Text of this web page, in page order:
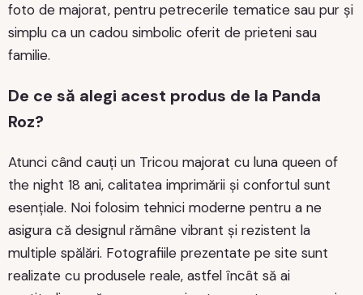
foto de majorat, pentru petrecerile tematice sau pur și
simplu ca un cadou simbolic oferit de prieteni sau
familie.
De ce să alegi acest produs de la Panda
Roz?
Atunci când cauți un Tricou majorat cu luna queen of
the night 18 ani, calitatea imprimării și confortul sunt
esențiale. Noi folosim tehnici moderne pentru a ne
asigura că designul rămâne vibrant și rezistent la
multiple spălări. Fotografiile prezentate pe site sunt
realizate cu produsele reale, astfel încât să ai